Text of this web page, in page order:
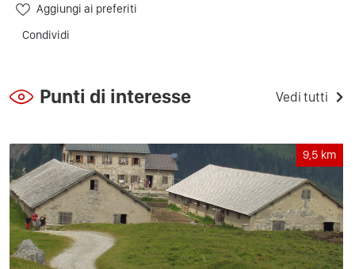
Aggiungi ai preferiti
Condividi
Punti di interesse Vedi tutti
9,5 km